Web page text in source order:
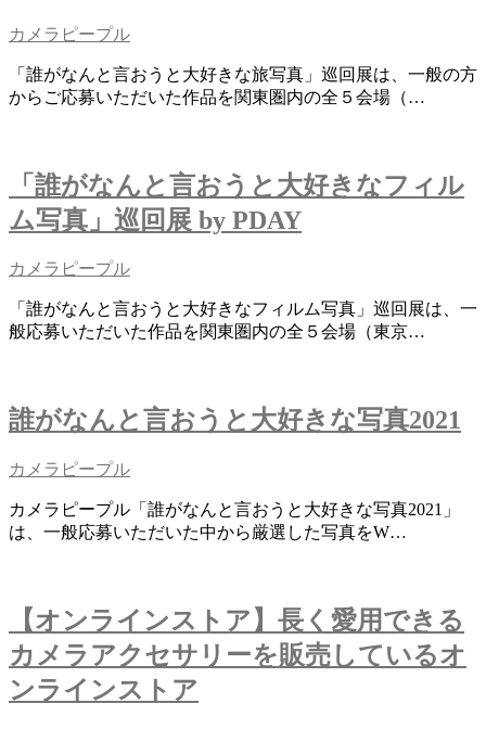
カメラピープル
「誰がなんと言おうと大好きな旅写真」巡回展は、一般の方
からご応募いただいた作品を関東圏内の全５会場（…
「誰がなんと言おうと大好きなフィル
ム写真」巡回展 by PDAY
カメラピープル
「誰がなんと言おうと大好きなフィルム写真」巡回展は、一
般応募いただいた作品を関東圏内の全５会場（東京…
誰がなんと言おうと大好きな写真2021
カメラピープル
カメラピープル「誰がなんと言おうと大好きな写真2021」
は、一般応募いただいた中から厳選した写真をW…
【オンラインストア】長く愛用できる
カメラアクセサリーを販売しているオ
ンラインストア